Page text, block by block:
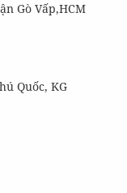
Gò Vấp,HCM
Quốc, KG